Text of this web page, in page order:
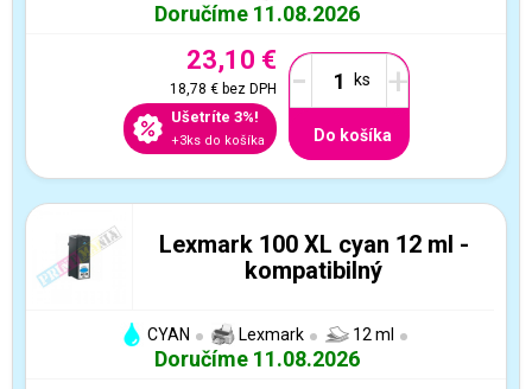
Doručíme 11.08.2026
23,10 €
18,78 €bez DPH
Ušetríte 3%!
+3ks do košíka
- +
Do košíka
Lexmark 100 XL cyan 12 ml -
kompatibilný
CYAN Lexmark 12 ml
Doručíme 11.08.2026